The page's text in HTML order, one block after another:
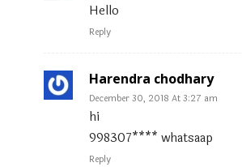
Hello
Reply
Harendra chodhary
December 30, 2018 At 3:27 am
hi
998307**** whatsaap
Reply